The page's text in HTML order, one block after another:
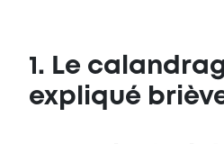
1. Le
expliqué